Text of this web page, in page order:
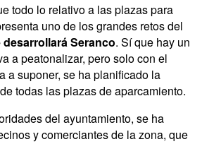
todo lo relativo a las plazas para
uno de los grandes retos del
Seranco. Sí que hay un
a peatonalizar, pero solo con el
a suponer, se ha planificado la
todas las plazas de aparcamiento.
del ayuntamiento, se ha
y comerciantes de la zona, que